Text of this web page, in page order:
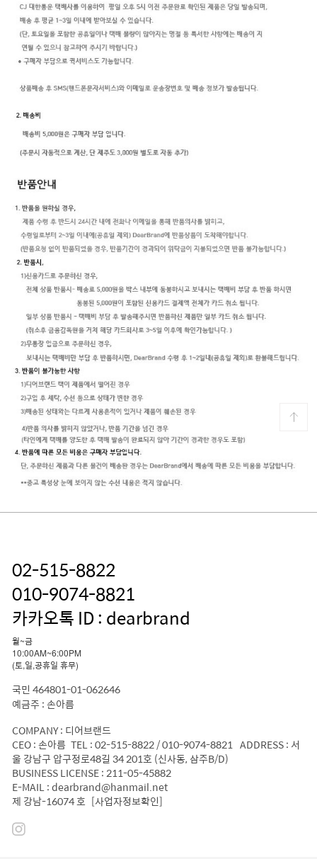
02-515-8822
010-9074-8821
카카오톡 ID : dearbrand
월~금
10:00AM~6:00PM
(토,일,공휴일 휴무)
국민 464801-01-062646
예금주 : 손아름
COMPANY : 디어브랜드
CEO : 손아름 TEL : 02-515-8822 / 010-9074-8821 ADDRESS : 서
울 강남구 압구정로48길 34 201호 (신사동, 삼주B/D)
BUSINESS LICENSE : 211-05-45882
E-MAIL : dearbrand@hanmail.net
제 강남-16074 호 [사업자정보확인]